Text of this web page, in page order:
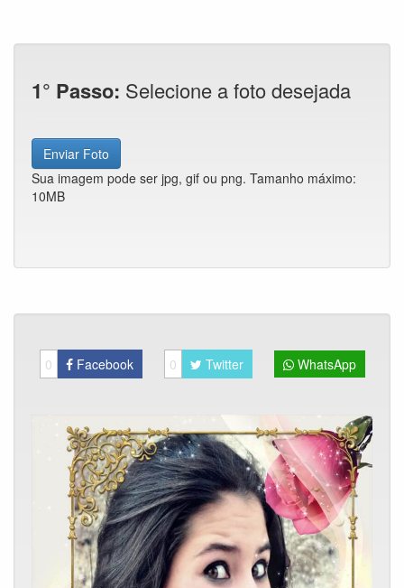
1° Passo: Selecione a foto desejada
Enviar Foto
Sua imagem pode ser jpg, gif ou png. Tamanho máximo:
10MB
0 Facebook 0 Twitter WhatsApp